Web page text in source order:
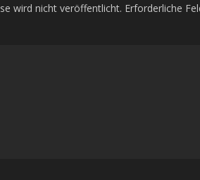
wird nicht veröffentlicht. Erforderliche